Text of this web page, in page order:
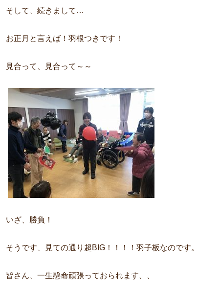
そして、続きまして…
お正月と言えば！羽根つきです！
見合って、見合って～～
いざ、勝負！
そうです、見ての通り超BIG！！！！羽子板なのです。
皆さん、一生懸命頑張っておられます、、